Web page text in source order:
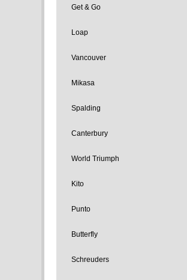
Get & Go
Loap
Vancouver
Mikasa
Spalding
Canterbury
World Triumph
Kito
Punto
Butterfly
Schreuders